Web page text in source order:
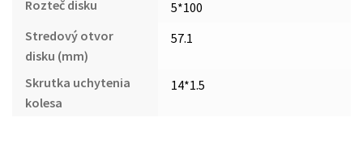
Rozteč disku
5*100
Stredový otvor
disku (mm)
57.1
Skrutka uchytenia
kolesa
14*1.5